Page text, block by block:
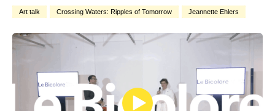
Art talk Crossing Waters: Ripples of Tomorrow Jeannette Ehlers